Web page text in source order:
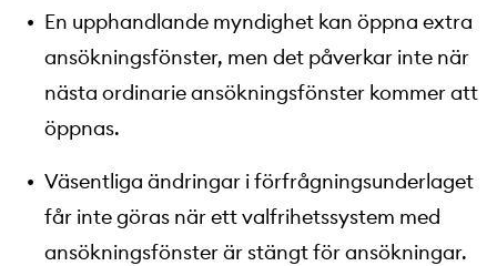
En upphandlande myndighet kan öppna extra
ansökningsfönster, men det påverkar inte när
nästa ordinarie ansökningsfönster kommer att
öppnas.
Väsentliga ändringar i förfrågningsunderlaget
får inte göras när ett valfrihetssystem med
ansökningsfönster är stängt för ansökningar.